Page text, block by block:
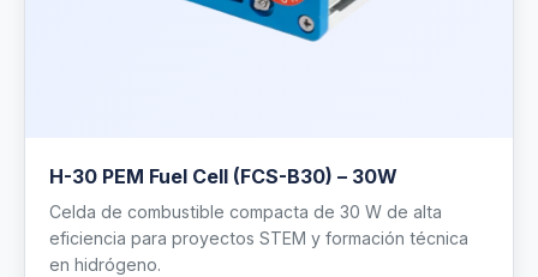
H-30 PEM Fuel Cell (FCS-B30) – 30W
Celda de combustible compacta de 30 W de alta
eficiencia para proyectos STEM y formación técnica
en hidrógeno.